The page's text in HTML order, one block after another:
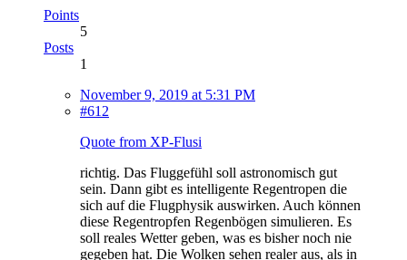
Points
5
Posts
1
November 9, 2019 at 5:31 PM
#612
Quote from XP-Flusi
richtig. Das Fluggefühl soll astronomisch gut
sein. Dann gibt es intelligente Regentropen die
sich auf die Flugphysik auswirken. Auch können
diese Regentropfen Regenbögen simulieren. Es
soll reales Wetter geben, was es bisher noch nie
gegeben hat. Die Wolken sehen realer aus, als in